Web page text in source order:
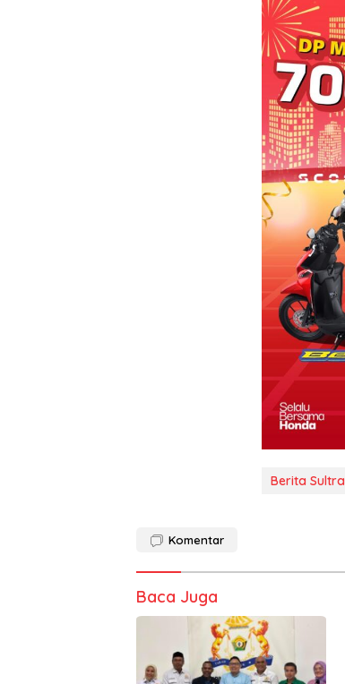
Berita Sultra
Komentar
Baca Juga